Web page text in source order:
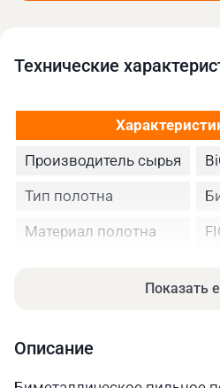
Технические
Производитель сырья
Тип полотна
Материал полотна
Показать
Описание